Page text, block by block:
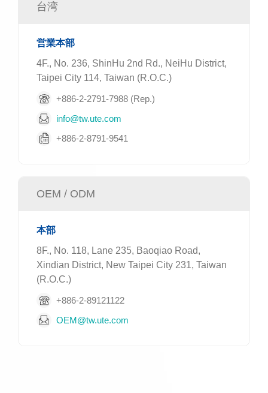
台湾
営業本部
4F., No. 236, ShinHu 2nd Rd., NeiHu District,
Taipei City 114, Taiwan (R.O.C.)
+886-2-2791-7988 (Rep.)
info@tw.ute.com
+886-2-8791-9541
OEM / ODM
本部
8F., No. 118, Lane 235, Baoqiao Road,
Xindian District, New Taipei City 231, Taiwan
(R.O.C.)
+886-2-89121122
OEM@tw.ute.com